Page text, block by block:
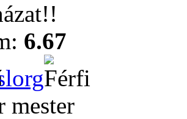
6.67
mester